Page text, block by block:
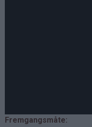
Fremgangsmåte: